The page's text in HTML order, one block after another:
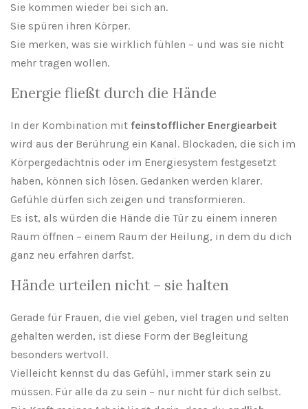
Sie kommen wieder bei sich an.
Sie spüren ihren Körper.
Sie merken, was sie wirklich fühlen – und was sie nicht
mehr tragen wollen.
Energie fließt durch die Hände
In der Kombination mit feinstofflicher Energiearbeit
wird aus der Berührung ein Kanal. Blockaden, die sich im
Körpergedächtnis oder im Energiesystem festgesetzt
haben, können sich lösen. Gedanken werden klarer.
Gefühle dürfen sich zeigen und transformieren.
Es ist, als würden die Hände die Tür zu einem inneren
Raum öffnen – einem Raum der Heilung, in dem du dich
ganz neu erfahren darfst.
Hände urteilen nicht – sie halten
Gerade für Frauen, die viel geben, viel tragen und selten
gehalten werden, ist diese Form der Begleitung
besonders wertvoll.
Vielleicht kennst du das Gefühl, immer stark sein zu
müssen. Für alle da zu sein – nur nicht für dich selbst.